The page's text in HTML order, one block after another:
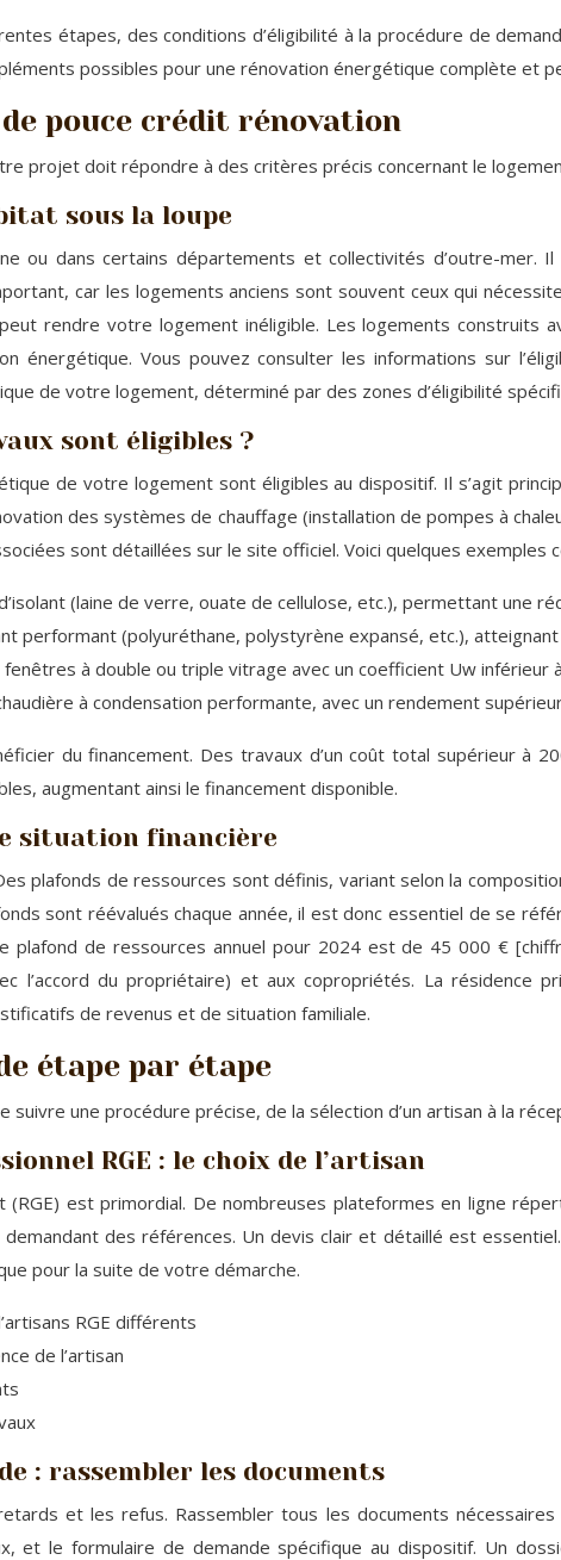
étapes, des conditions d’éligibilité à la procédure de
possibles pour une rénovation énergétique complète et
pouce crédit rénovation
projet doit répondre à des critères précis concernant le
sous la loupe
dans certains départements et collectivités d’outre-mer. Il
car les logements anciens sont souvent ceux qui
rendre votre logement inéligible. Les logements
énergétique. Vous pouvez consulter les informations sur
de votre logement, déterminé par des zones d’éligibilité
sont éligibles ?
de votre logement sont éligibles au dispositif. Il s’agit
des systèmes de chauffage (installation de pompes à
sont détaillées sur le site officiel. Voici quelques exemples
(laine de verre, ouate de cellulose, etc.), permettant une
performant (polyuréthane, polystyrène expansé, etc.),
à double ou triple vitrage avec un coefficient Uw inférieur
à condensation performante, avec un rendement
du financement. Des travaux d’un coût total supérieur à
augmentant ainsi le financement disponible.
situation financière
plafonds de ressources sont définis, variant selon la
sont réévalués chaque année, il est donc essentiel de se
plafond de ressources annuel pour 2024 est de 45 000 €
l’accord du propriétaire) et aux copropriétés. La
de revenus et de situation familiale.
étape par étape
une procédure précise, de la sélection d’un artisan à la
RGE : le choix de l’artisan
(RGE) est primordial. De nombreuses plateformes en ligne
des références. Un devis clair et détaillé est
pour la suite de votre démarche.
RGE différents
de l’artisan
: rassembler les documents
et les refus. Rassembler tous les documents
et le formulaire de demande spécifique au dispositif. Un